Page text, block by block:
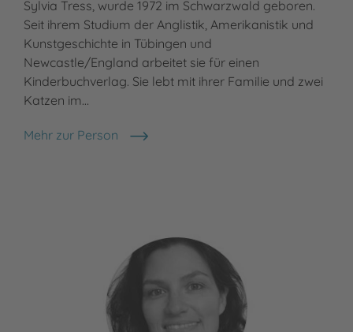
Sylvia Tress, wurde 1972 im Schwarzwald geboren.
Seit ihrem Studium der Anglistik, Amerikanistik und
Kunstgeschichte in Tübingen und
Newcastle/England arbeitet sie für einen
Kinderbuchverlag. Sie lebt mit ihrer Familie und zwei
Katzen im…
Mehr zur Person
Sylvia Tress